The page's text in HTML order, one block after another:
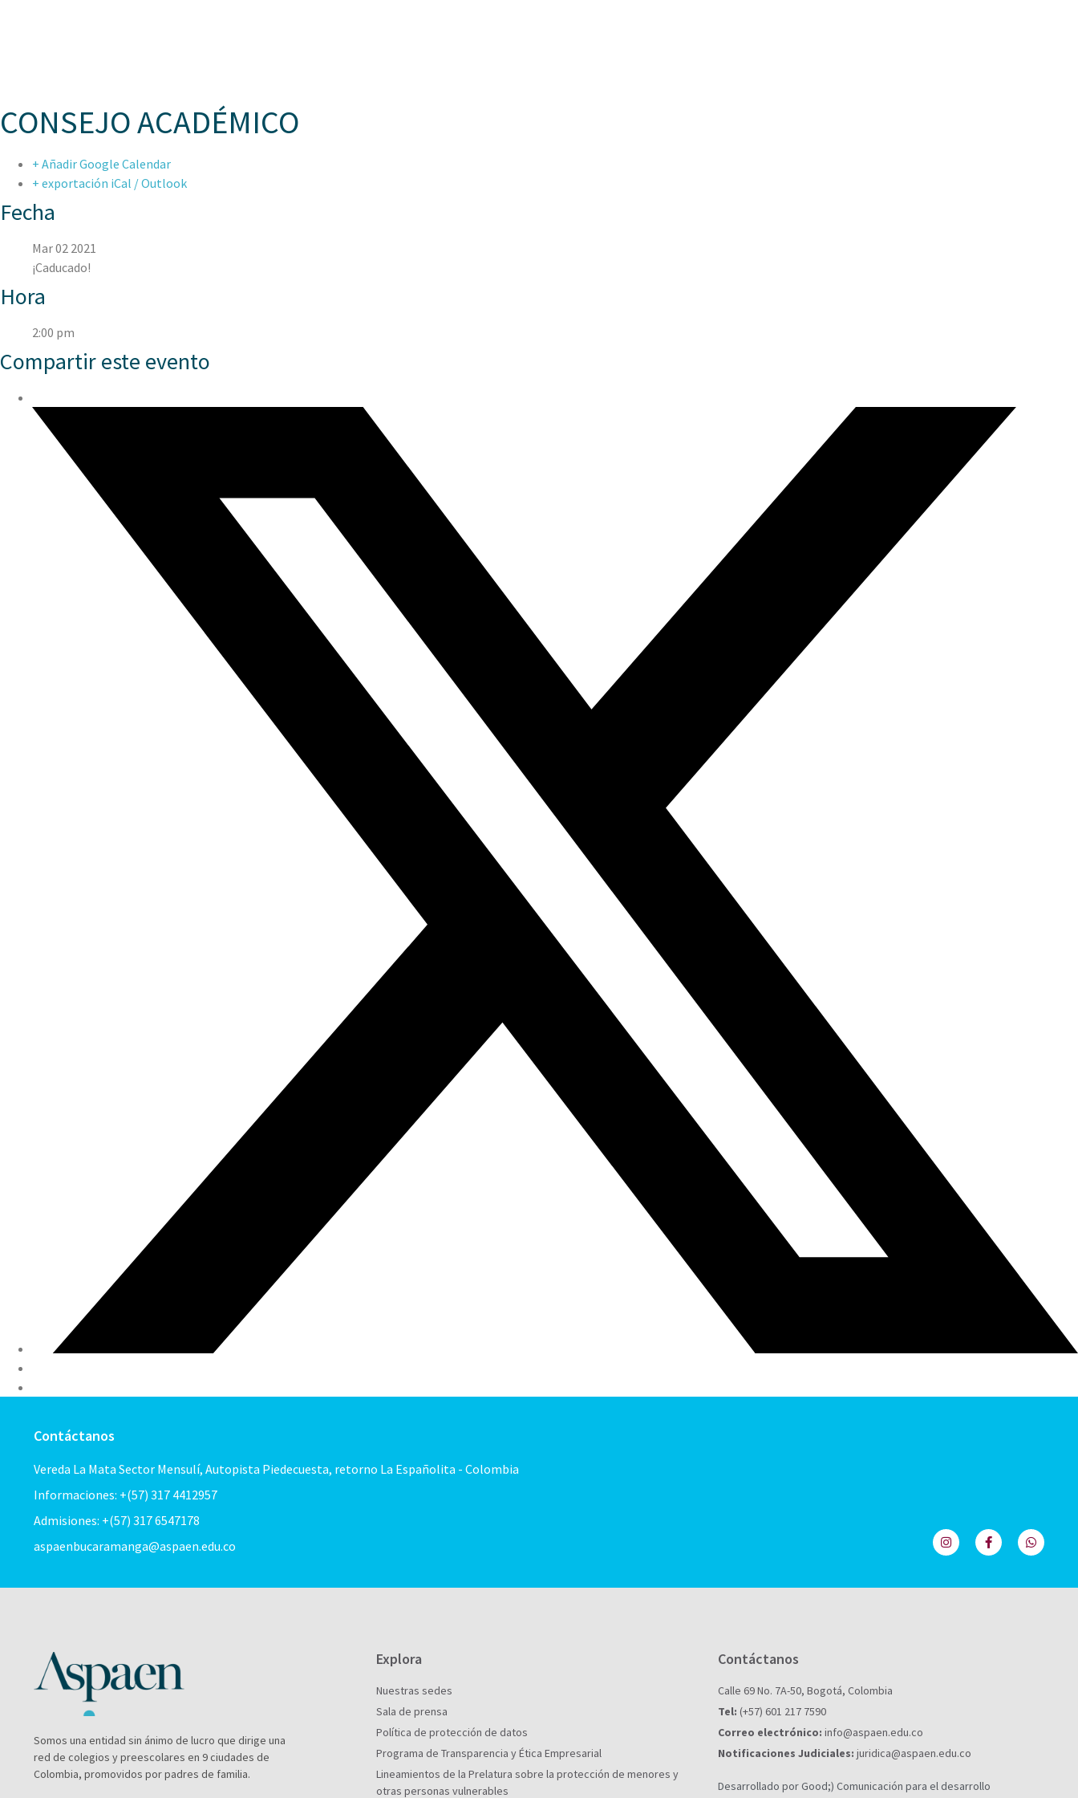
CONSEJO ACADÉMICO
+ Añadir Google Calendar
+ exportación iCal / Outlook
Fecha
Mar 02 2021
¡Caducado!
Hora
2:00 pm
Compartir este evento
Contáctanos
Vereda La Mata Sector Mensulí, Autopista Piedecuesta, retorno La Españolita - Colombia
Informaciones: +(57) 317 4412957
Admisiones: +(57) 317 6547178
aspaenbucaramanga@aspaen.edu.co
Somos una entidad sin ánimo de lucro que dirige una
red de colegios y preescolares en 9 ciudades de
Colombia, promovidos por padres de familia.
Explora
Nuestras sedes
Sala de prensa
Política de protección de datos
Programa de Transparencia y Ética Empresarial
Lineamientos de la Prelatura sobre la protección de menores y
otras personas vulnerables
Contáctanos
Calle 69 No. 7A-50, Bogotá, Colombia
Tel: (+57) 601 217 7590
Correo electrónico: info@aspaen.edu.co
Notificaciones Judiciales: juridica@aspaen.edu.co
Desarrollado por Good;) Comunicación para el desarrollo